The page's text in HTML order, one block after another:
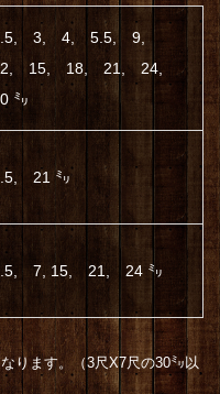
3, 4, 5.5, 9,
15, 18, 21, 24,
㍉
21 ㍉
7, 15, 21, 24 ㍉
ります。（3尺X7尺の30㍉以